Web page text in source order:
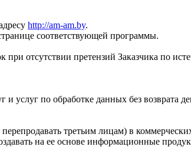
http://am-am.by.
соответствующей программы.
отсутствии претензий Заказчика по
услуг по обработке данных без возврата
третьим лицам) в
на ее основе информационные